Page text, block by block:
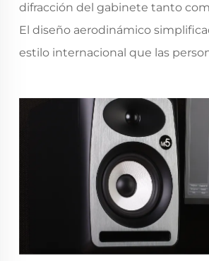
difracción del gabinete tanto
El diseño aerodinámico
estilo internacional que las